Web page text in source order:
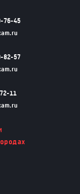
76-45
82-57
11